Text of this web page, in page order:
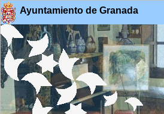
Ayuntamiento de Granada